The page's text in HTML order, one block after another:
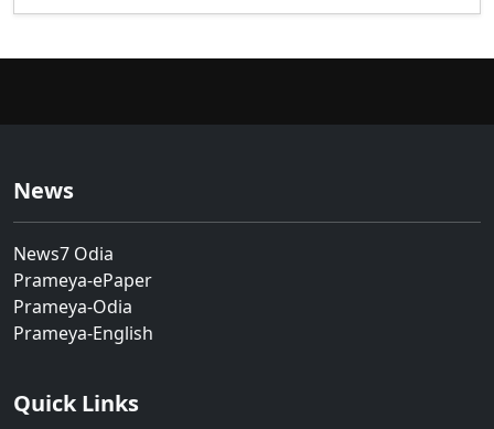
News
News7 Odia
Prameya-ePaper
Prameya-Odia
Prameya-English
Quick Links